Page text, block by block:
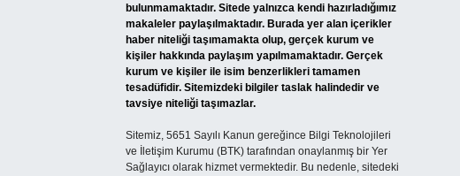
bulunmamaktadır. Sitede yalnızca kendi hazırladığımız
makaleler paylaşılmaktadır. Burada yer alan içerikler
haber niteliği taşımamakta olup, gerçek kurum ve
kişiler hakkında paylaşım yapılmamaktadır. Gerçek
kurum ve kişiler ile isim benzerlikleri tamamen
tesadüfidir. Sitemizdeki bilgiler taslak halindedir ve
tavsiye niteliği taşımazlar.
Sitemiz, 5651 Sayılı Kanun gereğince Bilgi Teknolojileri
ve İletişim Kurumu (BTK) tarafından onaylanmış bir Yer
Sağlayıcı olarak hizmet vermektedir. Bu nedenle, sitedeki